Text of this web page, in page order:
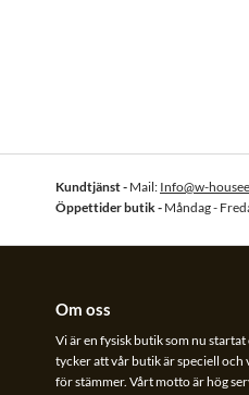
Kundtjänst - Mail: Info@w-
Öppettider butik - Måndag -
Om oss
Vi är en fysisk butik som nu
tycker att vår butik är speciell och
för stämmer. Vårt motto är hög